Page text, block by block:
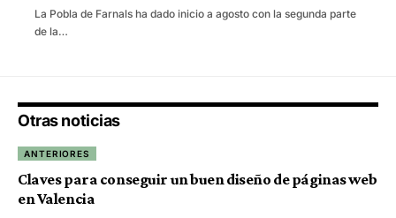
La Pobla de Farnals ha dado inicio a agosto con la segunda parte
de la…
Otras noticias
ANTERIORES
Claves para conseguir un buen diseño de páginas web
en Valencia